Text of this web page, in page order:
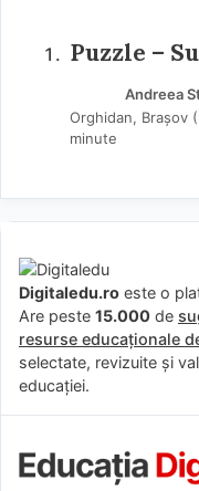
Puzzle –
Andreea
Orghidan, Brașov
minute
Digitaledu.ro este o
Are peste 15.000 de
resurse educaționale
selectate, revizuite și
educației.